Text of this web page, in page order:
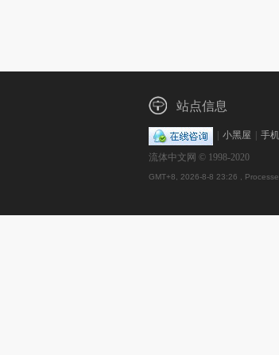
站点信息
小黑屋 手
流体中文网 © 1998-2020
GMT+8, 2026-8-8 23:26 ,